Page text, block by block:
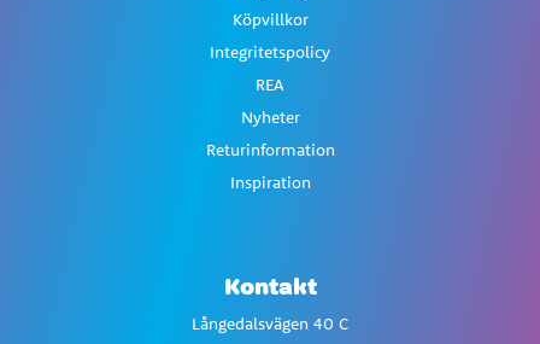
Köpvillkor
Integritetspolicy
REA
Nyheter
Returinformation
Inspiration
Kontakt
Långedalsvägen 40 C